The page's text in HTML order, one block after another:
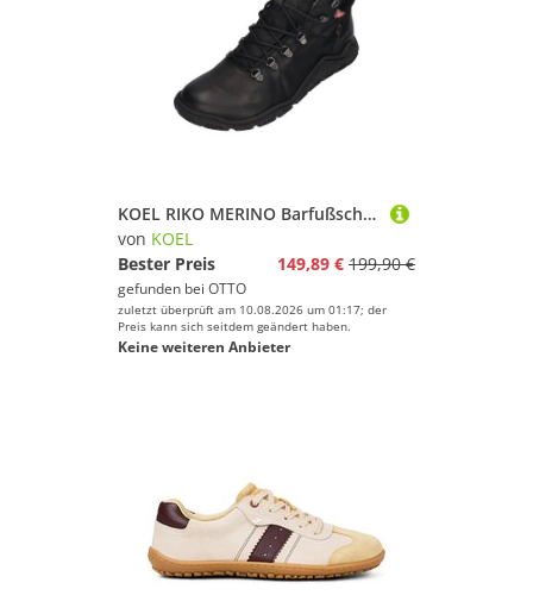
KOEL RIKO MERINO Barfußschuh Black
von KOEL
Bester Preis
149,89 € 199,90 €
gefunden bei OTTO
zuletzt überprüft am 10.08.2026 um 01:17; der
Preis kann sich seitdem geändert haben.
Keine weiteren Anbieter